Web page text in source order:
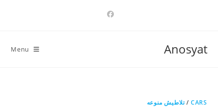
Anosyat
Menu
CARS
/تلاطيش منوعه